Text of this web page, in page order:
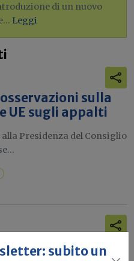
di un nuovo
Leggi
sulla
UE sugli appalti
Presidenza del Consiglio
“Consubito un